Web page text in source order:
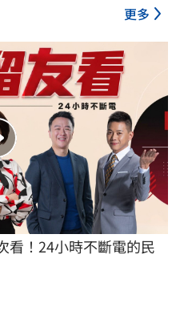
更多
看！24小時不斷電的民